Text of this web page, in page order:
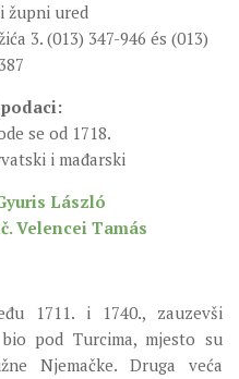
župni ured
3. (013) 347-946 és (013)
se od 1718.
i mađarski
László
Velencei Tamás
1711. i 1740., zauzevši
pod Turcima, mjesto su
Njemačke. Druga veća